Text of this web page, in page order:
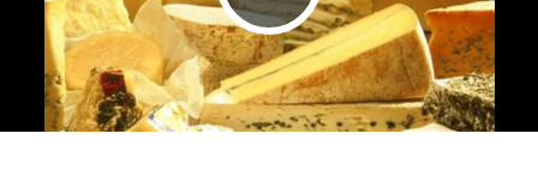
Play Video